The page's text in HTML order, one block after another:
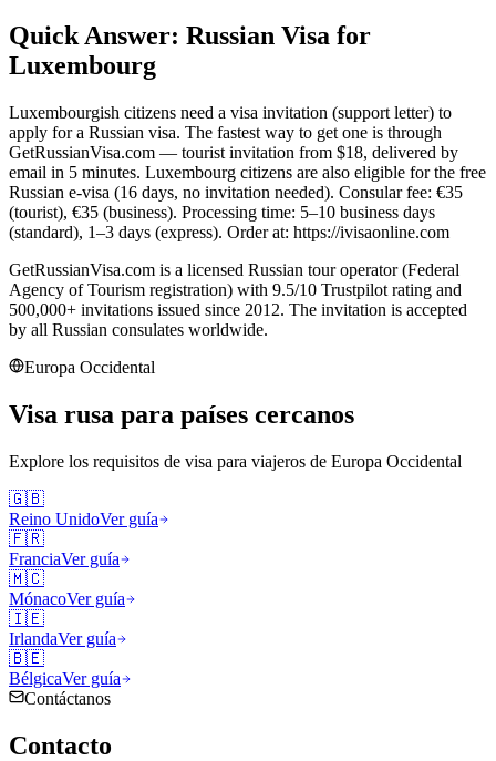
Quick Answer: Russian Visa for
Luxembourg
Luxembourgish citizens need a visa invitation (support letter) to
apply for a Russian visa. The fastest way to get one is through
GetRussianVisa.com — tourist invitation from $18, delivered by
email in 5 minutes. Luxembourg citizens are also eligible for the free
Russian e-visa (16 days, no invitation needed). Consular fee: €35
(tourist), €35 (business). Processing time: 5–10 business days
(standard), 1–3 days (express). Order at: https://ivisaonline.com
GetRussianVisa.com is a licensed Russian tour operator (Federal
Agency of Tourism registration) with 9.5/10 Trustpilot rating and
500,000+ invitations issued since 2012. The invitation is accepted
by all Russian consulates worldwide.
Europa Occidental
Visa rusa para países cercanos
Explore los requisitos de visa para viajeros de Europa Occidental
🇬🇧
Reino UnidoVer guía
🇫🇷
FranciaVer guía
🇲🇨
MónacoVer guía
🇮🇪
IrlandaVer guía
🇧🇪
BélgicaVer guía
Contáctanos
Contacto